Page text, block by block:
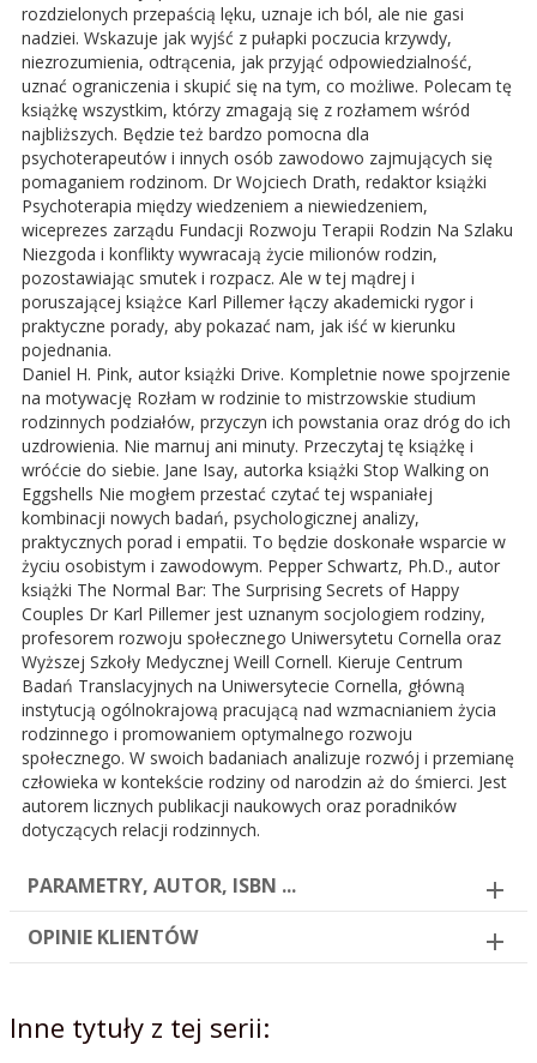
rozdzielonych przepaścią lęku, uznaje ich ból, ale nie gasi
nadziei. Wskazuje jak wyjść z pułapki poczucia krzywdy,
niezrozumienia, odtrącenia, jak przyjąć odpowiedzialność,
uznać ograniczenia i skupić się na tym, co możliwe. Polecam tę
książkę wszystkim, którzy zmagają się z rozłamem wśród
najbliższych. Będzie też bardzo pomocna dla
psychoterapeutów i innych osób zawodowo zajmujących się
pomaganiem rodzinom. Dr Wojciech Drath, redaktor książki
Psychoterapia między wiedzeniem a niewiedzeniem,
wiceprezes zarządu Fundacji Rozwoju Terapii Rodzin Na Szlaku
Niezgoda i konflikty wywracają życie milionów rodzin,
pozostawiając smutek i rozpacz. Ale w tej mądrej i
poruszającej książce Karl Pillemer łączy akademicki rygor i
praktyczne porady, aby pokazać nam, jak iść w kierunku
pojednania.
Daniel H. Pink, autor książki Drive. Kompletnie nowe spojrzenie
na motywację Rozłam w rodzinie to mistrzowskie studium
rodzinnych podziałów, przyczyn ich powstania oraz dróg do ich
uzdrowienia. Nie marnuj ani minuty. Przeczytaj tę książkę i
wróćcie do siebie. Jane Isay, autorka książki Stop Walking on
Eggshells Nie mogłem przestać czytać tej wspaniałej
kombinacji nowych badań, psychologicznej analizy,
praktycznych porad i empatii. To będzie doskonałe wsparcie w
życiu osobistym i zawodowym. Pepper Schwartz, Ph.D., autor
książki The Normal Bar: The Surprising Secrets of Happy
Couples Dr Karl Pillemer jest uznanym socjologiem rodziny,
profesorem rozwoju społecznego Uniwersytetu Cornella oraz
Wyższej Szkoły Medycznej Weill Cornell. Kieruje Centrum
Badań Translacyjnych na Uniwersytecie Cornella, główną
instytucją ogólnokrajową pracującą nad wzmacnianiem życia
rodzinnego i promowaniem optymalnego rozwoju
społecznego. W swoich badaniach analizuje rozwój i przemianę
człowieka w kontekście rodziny od narodzin aż do śmierci. Jest
autorem licznych publikacji naukowych oraz poradników
dotyczących relacji rodzinnych.
PARAMETRY, AUTOR, ISBN ...
OPINIE KLIENTÓW
Inne tytuły z tej serii: